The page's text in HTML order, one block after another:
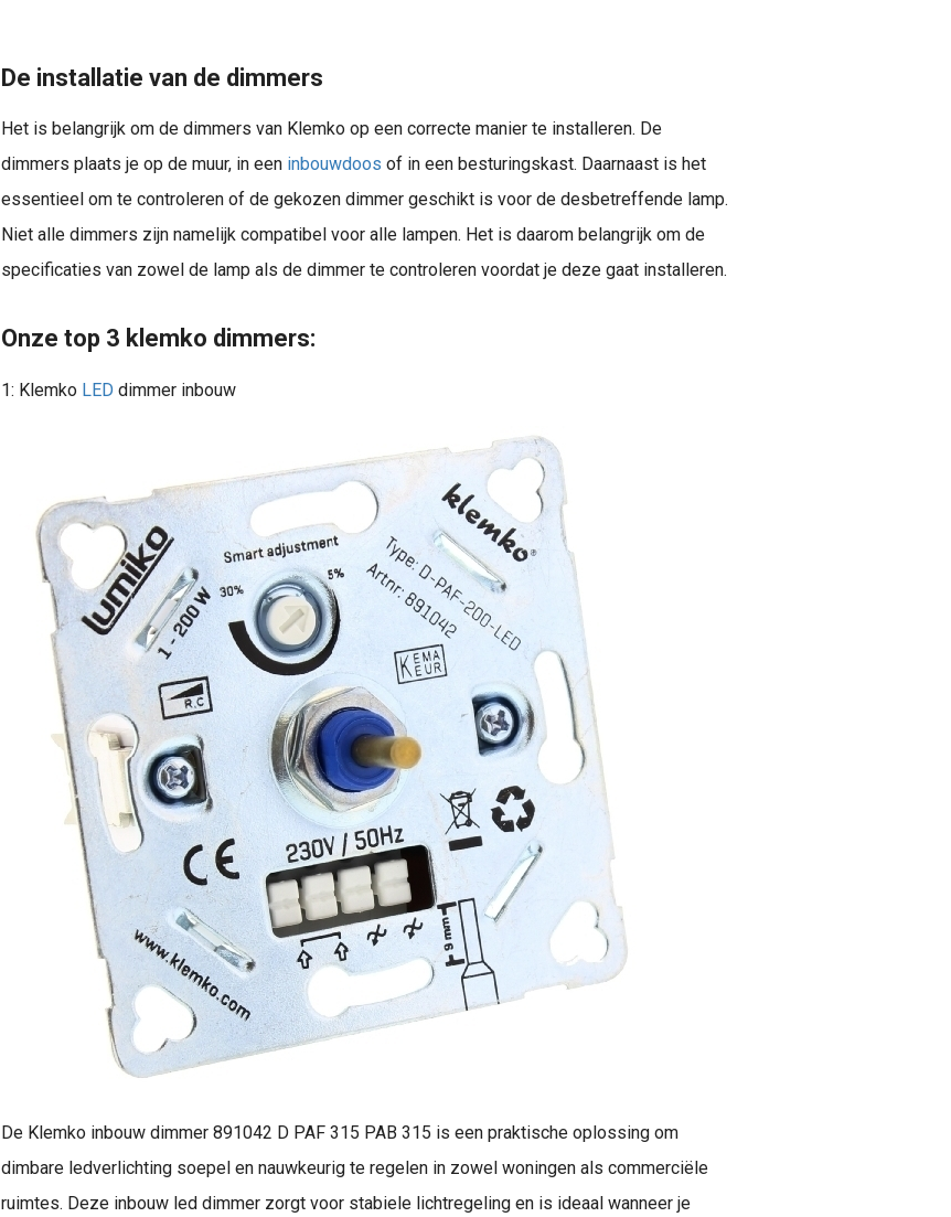
De installatie van de dimmers
Het is belangrijk om de dimmers van Klemko op een correcte manier te installeren. De
dimmers plaats je op de muur, in een inbouwdoos of in een besturingskast. Daarnaast is het
essentieel om te controleren of de gekozen dimmer geschikt is voor de desbetreffende lamp.
Niet alle dimmers zijn namelijk compatibel voor alle lampen. Het is daarom belangrijk om de
specificaties van zowel de lamp als de dimmer te controleren voordat je deze gaat installeren.
Onze top 3 klemko dimmers:
1: Klemko LED dimmer inbouw
De Klemko inbouw dimmer 891042 D PAF 315 PAB 315 is een praktische oplossing om
dimbare ledverlichting soepel en nauwkeurig te regelen in zowel woningen als commerciële
ruimtes. Deze inbouw led dimmer zorgt voor stabiele lichtregeling en is ideaal wanneer je